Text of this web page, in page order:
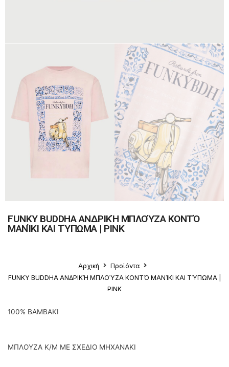
FUNKY BUDDHA ΑΝΔΡΙΚΉ ΜΠΛΟΎΖΑ ΚΟΝΤΌ
ΜΑΝΊΚΙ ΚΑΙ ΤΎΠΩΜΑ | PINK
Αρχική
Προϊόντα
FUNKY BUDDHA ΑΝΔΡΙΚΉ ΜΠΛΟΎΖΑ ΚΟΝΤΌ ΜΑΝΊΚΙ ΚΑΙ ΤΎΠΩΜΑ |
PINK
100% ΒΑΜΒΑΚΙ
ΜΠΛΟΥΖΑ Κ/Μ ΜΕ ΣΧΕΔΙΟ ΜΗΧΑΝΑΚΙ